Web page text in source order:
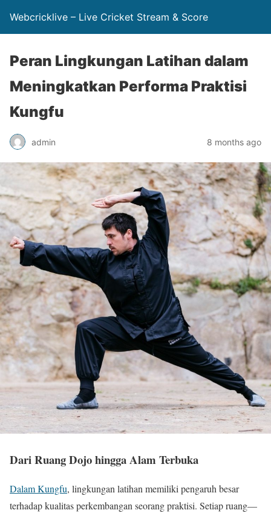
Webcricklive – Live Cricket Stream & Score
Peran Lingkungan Latihan dalam
Meningkatkan Performa Praktisi
Kungfu
admin 8 months ago
Dari Ruang Dojo hingga Alam Terbuka
Dalam Kungfu, lingkungan latihan memiliki pengaruh besar
terhadap kualitas perkembangan seorang praktisi. Setiap ruang—